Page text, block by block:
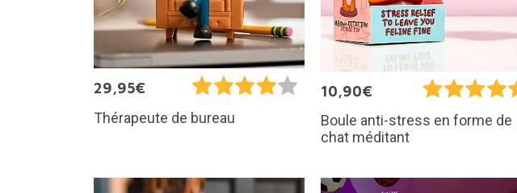
29,95€
Thérapeute de bureau
10,90€
Boule anti-stress en forme de
chat méditant